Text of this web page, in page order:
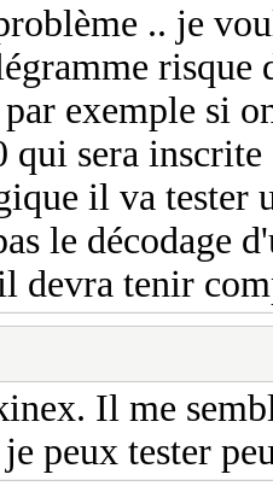
.. je
risque
exemple si
qui sera
il va tester
le décodage
devra tenir
Il me
peux tester